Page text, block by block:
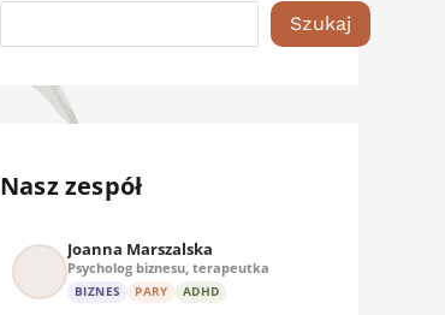
Szukaj
Nasz zespół
Joanna Marszalska
Psycholog biznesu, terapeutka
BIZNES PARY ADHD